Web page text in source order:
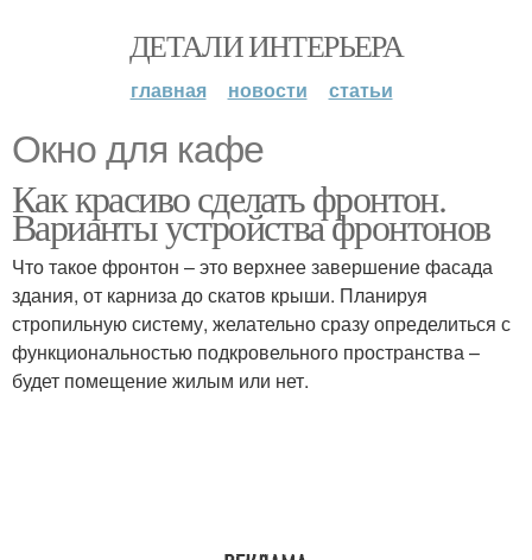
ДЕТАЛИ ИНТЕРЬЕРА
главная новости статьи
Окно для кафе
Как красиво сделать фронтон.
Варианты устройства фронтонов
Что такое фронтон – это верхнее завершение фасада
здания, от карниза до скатов крыши. Планируя
стропильную систему, желательно сразу определиться с
функциональностью подкровельного пространства –
будет помещение жилым или нет.